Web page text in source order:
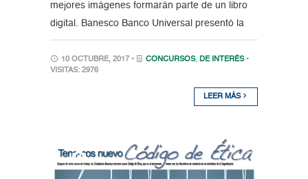
mejores imágenes formarán parte de un libro
digital. Banesco Banco Universal presentó la
10 OCTUBRE, 2017 • CONCURSOS, DE INTERÉS •
VISITAS: 2976
LEER MÁS